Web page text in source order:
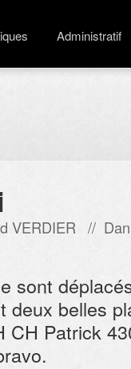
Administratif
VERDIER //
sont
deux belles
CH Patrick